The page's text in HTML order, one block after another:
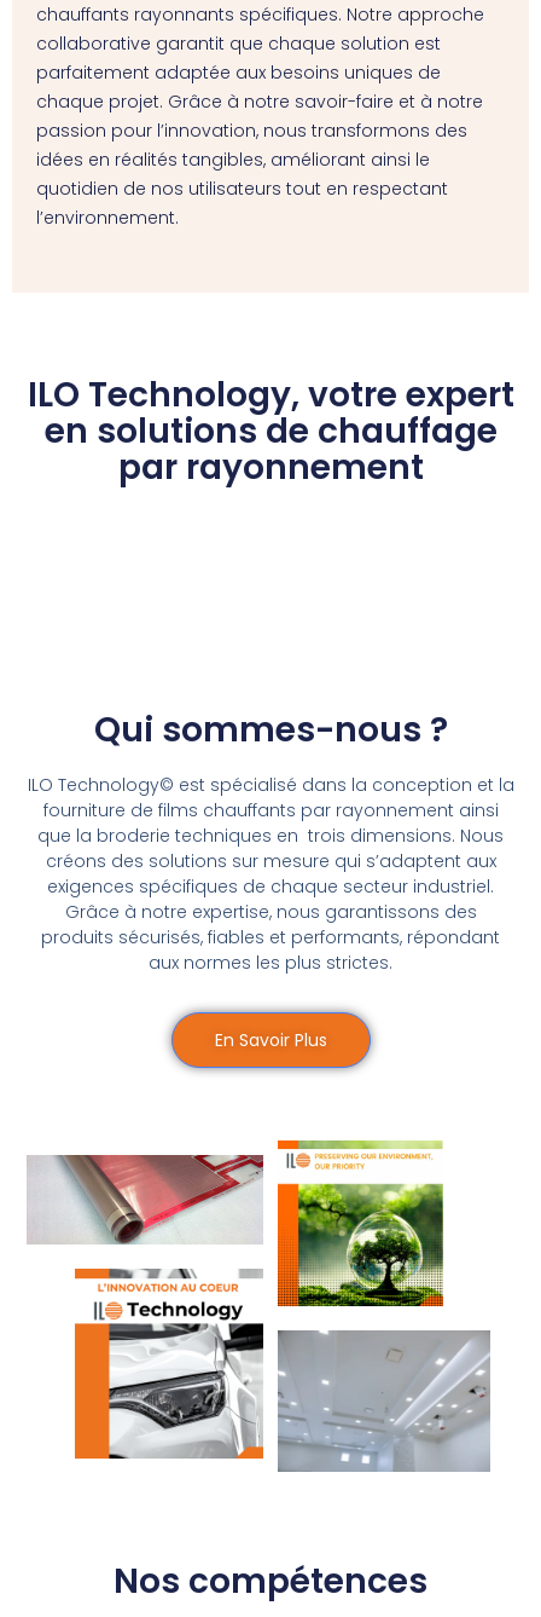
chauffants rayonnants spécifiques. Notre approche
collaborative garantit que chaque solution est
parfaitement adaptée aux besoins uniques de
chaque projet. Grâce à notre savoir-faire et à notre
passion pour l’innovation, nous transformons des
idées en réalités tangibles, améliorant ainsi le
quotidien de nos utilisateurs tout en respectant
l’environnement.
ILO Technology, votre expert
en solutions de chauffage
par rayonnement
Qui sommes-nous ?
ILO Technology© est spécialisé dans la conception et la
fourniture de films chauffants par rayonnement ainsi
que la broderie techniques en trois dimensions. Nous
créons des solutions sur mesure qui s’adaptent aux
exigences spécifiques de chaque secteur industriel.
Grâce à notre expertise, nous garantissons des
produits sécurisés, fiables et performants, répondant
aux normes les plus strictes.
En Savoir Plus
Nos compétences